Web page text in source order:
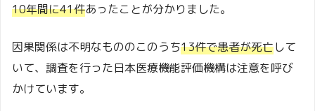
10年間に41件あったことが分かりました。
因果関係は不明なもののこのうち13件で患者が死亡して
いて、調査を行った日本医療機能評価機構は注意を呼び
かけています。